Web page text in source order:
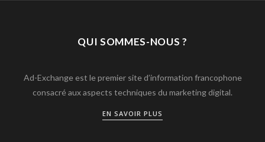
QUI SOMMES-NOUS ?
Ad-Exchange est le premier site d’information francophone
consacré aux aspects techniques du marketing digital.
EN SAVOIR PLUS